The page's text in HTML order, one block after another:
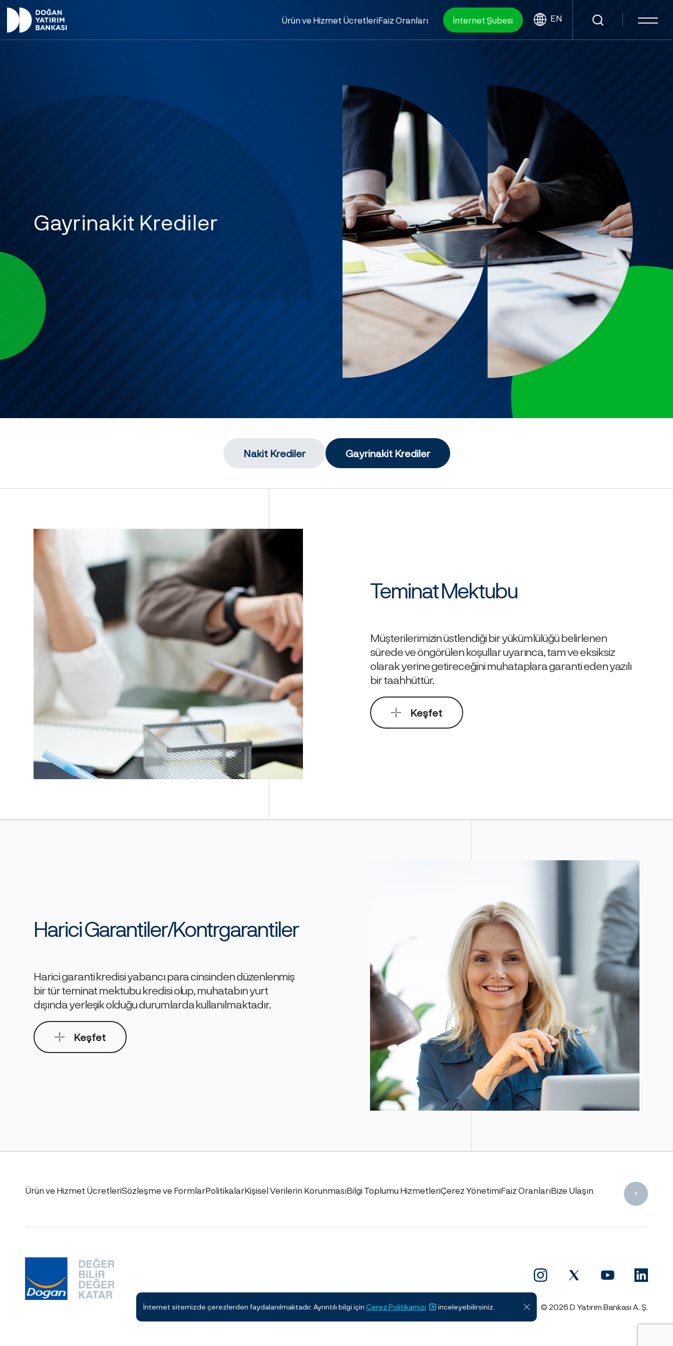
Ürün ve Hizmet ÜcretleriFaiz Oranları İnternet Şubesi EN
Gayrinakit Krediler
Nakit Krediler Gayrinakit Krediler
Teminat Mektubu
Müşterilerimizin üstlendiği bir yükümlülüğü belirlenen
sürede ve öngörülen koşullar uyarınca, tam ve eksiksiz
olarak yerine getireceğini muhataplara garanti eden yazılı
bir taahhüttür.
Keşfet
Harici Garantiler/Kontrgarantiler
Harici garanti kredisi yabancı para cinsinden düzenlenmiş
bir tür teminat mektubu kredisi olup, muhatabın yurt
dışında yerleşik olduğu durumlarda kullanılmaktadır.
Keşfet
Ürün ve Hizmet ÜcretleriSözleşme ve FormlarPolitikalarKişisel Verilerin KorunmasıBilgi Toplumu HizmetleriÇerez YönetimiFaiz OranlarıBize Ulaşın
© 2026 D Yatırım Bankası A. Ş.
İnternet sitemizde çerezlerden faydalanılmaktadır. Ayrıntılı bilgi için Çerez Politikamızı inceleyebilirsiniz.